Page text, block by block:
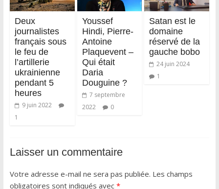
Deux
journalistes
français sous
le feu de
l’artillerie
ukrainienne
pendant 5
heures
9 juin 2022
1
Youssef
Hindi, Pierre-
Antoine
Plaquevent –
Qui était
Daria
Douguine ?
7 septembre
2022
0
Satan est le
domaine
réservé de la
gauche bobo
24 juin 2024
1
Laisser un commentaire
Votre adresse e-mail ne sera pas publiée. Les champs
obligatoires sont indiqués avec *